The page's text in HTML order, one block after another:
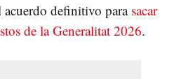
acuerdo definitivo para sacar
de la Generalitat 2026.